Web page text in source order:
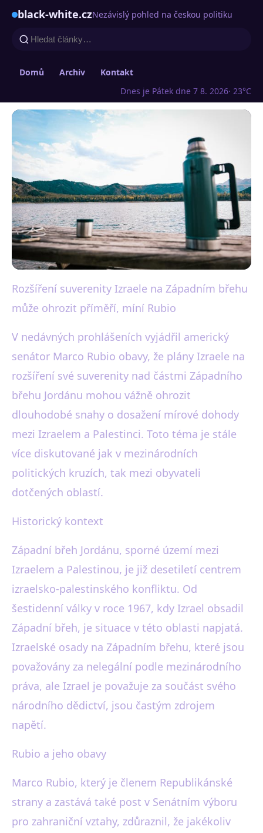
black-white.czNezávislý pohled na českou politiku
Domů Archiv
Kontakt
Dnes je Pátek dne 7 8. 2026· 23°C
black-white.cz
Rubio varuje: Izraelská anexe
Západního břehu může ohrozit
mír
· 3 min čtení · Autor: Karel Černý
Rozšíření suverenity Izraele na Západním břehu
může ohrozit příměří, míní Rubio
V nedávných prohlášeních vyjádřil americký
senátor Marco Rubio obavy, že plány Izraele na
rozšíření své suverenity nad částmi Západního
břehu Jordánu mohou vážně ohrozit
dlouhodobé snahy o dosažení mírové dohody
mezi Izraelem a Palestinci. Toto téma je stále
více diskutované jak v mezinárodních
politických kruzích, tak mezi obyvateli
dotčených oblastí.
Historický kontext
Západní břeh Jordánu, sporné území mezi
Izraelem a Palestinou, je již desetiletí centrem
izraelsko-palestinského konfliktu. Od
šestidenní války v roce 1967, kdy Izrael obsadil
Západní břeh, je situace v této oblasti napjatá.
Izraelské osady na Západním břehu, které jsou
považovány za nelegální podle mezinárodního
práva, ale Izrael je považuje za součást svého
národního dědictví, jsou častým zdrojem
napětí.
Rubio a jeho obavy
Marco Rubio, který je členem Republikánské
strany a zastává také post v Senátním výboru
pro zahraniční vztahy, zdůraznil, že jakékoliv